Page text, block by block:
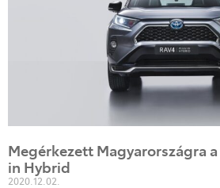
Megérkezett Magyarországra
in Hybrid
2020.12.02.